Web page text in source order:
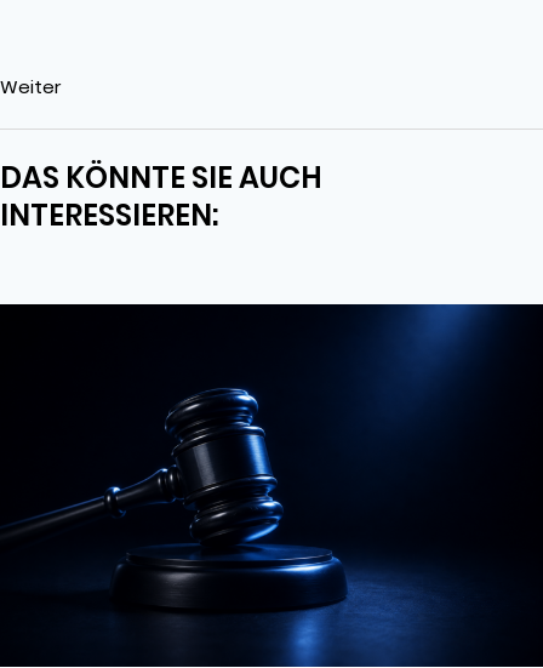
Weiter
DAS KÖNNTE SIE AUCH
INTERESSIEREN: